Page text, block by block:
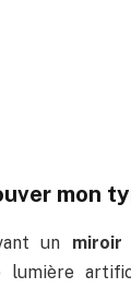
mon
un miroir
lumière